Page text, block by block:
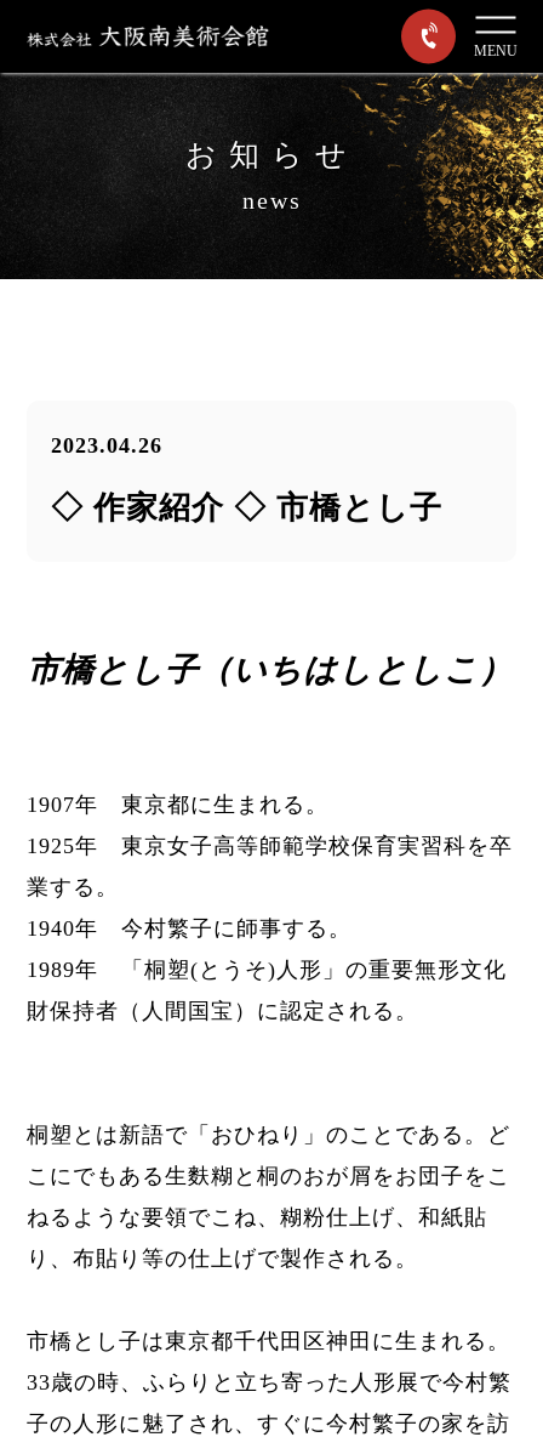
MENU
お知らせ
news
2023.04.26
◇ 作家紹介 ◇ 市橋とし子
市橋とし子（いちはしとしこ）
1907年 東京都に生まれる。
1925年 東京女子高等師範学校保育実習科を卒
業する。
1940年 今村繁子に師事する。
1989年 「桐塑(とうそ)人形」の重要無形文化
財保持者（人間国宝）に認定される。
桐塑とは新語で「おひねり」のことである。ど
こにでもある生麩糊と桐のおが屑を お団子をこ
ねるような要領でこね、糊粉仕上げ、和紙貼
り、布貼り等の仕上げで製作される。
市橋とし子は東京都千代田区神田に生まれる。
33歳の時、ふらりと立ち寄った人形展で今村繁
子の人形に魅了され、すぐに今村繁子の家を訪